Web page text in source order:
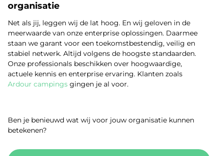
organisatie
Net als jij, leggen wij de lat hoog. En wij geloven in de
meerwaarde van onze enterprise oplossingen. Daarmee
staan we garant voor een toekomstbestendig, veilig en
stabiel netwerk. Altijd volgens de hoogste standaarden.
Onze professionals beschikken over hoogwaardige,
actuele kennis en enterprise ervaring. Klanten zoals
Ardour campings gingen je al voor.
Ben je benieuwd wat wij voor jouw organisatie kunnen
betekenen?